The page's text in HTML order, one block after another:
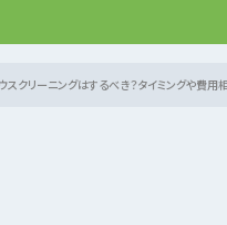
クリーニングはするべき？タイミングや費用